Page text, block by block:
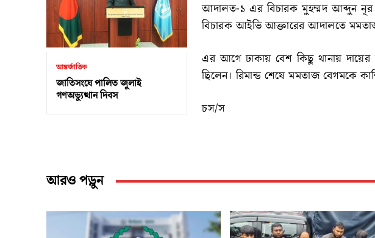
আন্তর্জাতিক
জাতিসংঘে পালিত জুলাই
গণঅভ্যুত্থান দিবস
আদালত-১ এর বিচারক মুহম্মদ আব্দুন নূর
বিচারক আইভি আক্তারের আদালতে
এর আগে ঢাকায় বেশ কিছু থানায় দায়ের
ছিলেন। রিমান্ড শেষে মমতাজ বেগমকে
চস/স
আরও পড়ুন